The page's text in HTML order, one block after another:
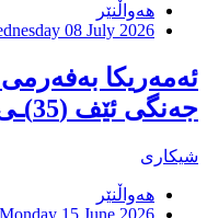
هەواڵنێر
08 July 2026
ئەمەریکا
جەنگی ئێف (35)ـی بە توركیا ڕاگەیاند
شیکاری
هەواڵنێر
Monday 15 June 2026